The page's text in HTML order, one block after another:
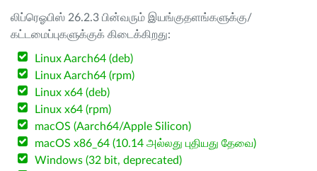
லிப்ரெஓபிஸ் 26.2.3 பின்வரும் இயங்குதளங்களுக்கு/
கட்டமைப்புகளுக்குக் கிடைக்கிறது:
Linux Aarch64 (deb)
Linux Aarch64 (rpm)
Linux x64 (deb)
Linux x64 (rpm)
macOS (Aarch64/Apple Silicon)
macOS x86_64 (10.14 அல்லது புதியது தேவை)
Windows (32 bit, deprecated)